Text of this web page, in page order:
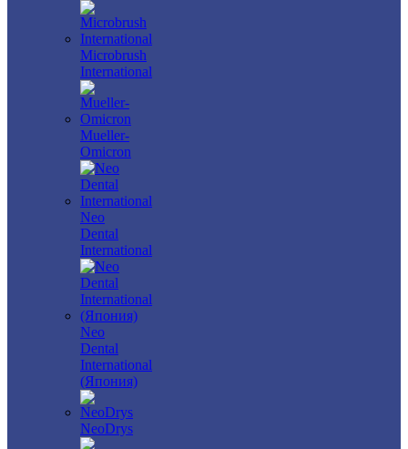
Microbrush
International
Mueller-
Omicron
Neo
Dental
International
Neo
Dental
International
(Япония)
NeoDrys